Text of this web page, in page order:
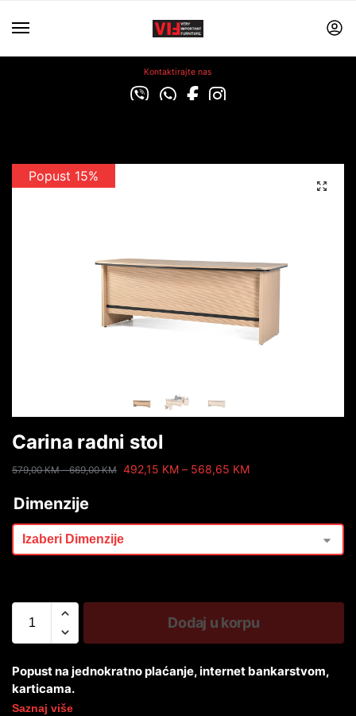
Kontaktirajte nas
Popust 15%
Carina radni stol
579,00KM – 669,00KM 492,15 KM – 568,65 KM
Dimenzije
Dodaj u korpu
Popust na jednokratno plaćanje, internet bankarstvom,
karticama.
Saznaj više